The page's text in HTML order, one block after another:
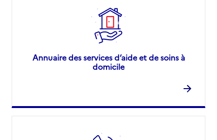
Annuaire des services d’aide et de soins à
domicile